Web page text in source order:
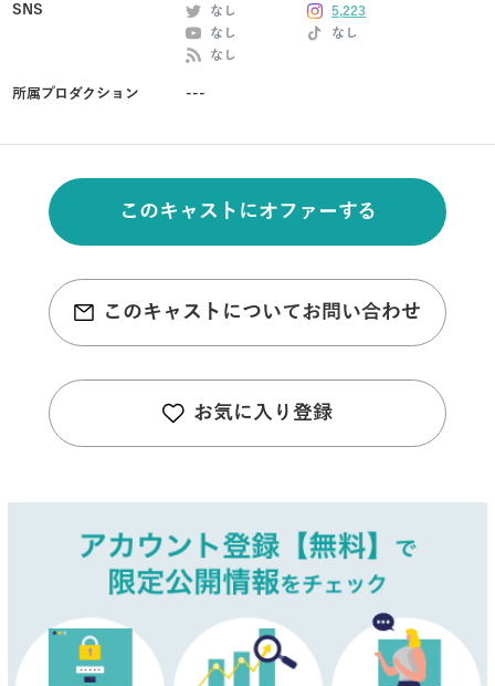
SNS
なし
5,223
なし
なし
なし
所属プロダクション ---
このキャストにオファーする
このキャストについてお問い合わせ
お気に入り登録